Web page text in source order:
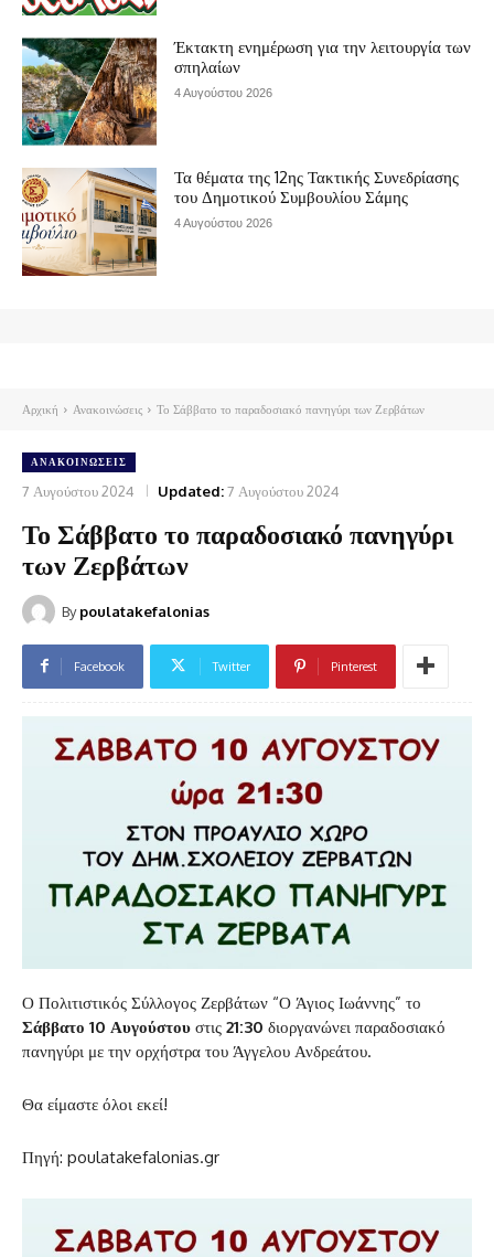
Έκτακτη ενημέρωση για την λειτουργία των
σπηλαίων
4 Αυγούστου 2026
Τα θέματα της 12ης Τακτικής Συνεδρίασης
του Δημοτικού Συμβουλίου Σάμης
4 Αυγούστου 2026